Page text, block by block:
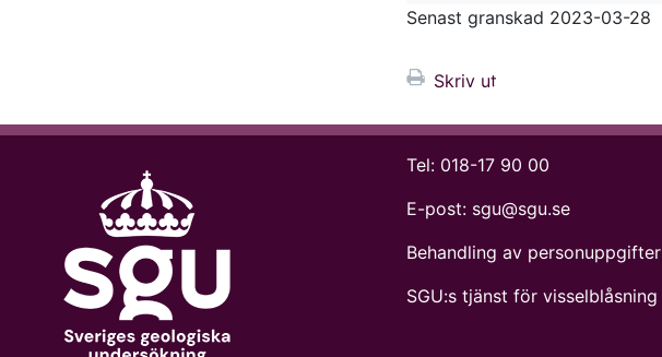
Senast granskad 2023-03-28
Skriv ut
Tel: 018-17 90 00
E-post: sgu@sgu.se
Behandling av personuppgifter
SGU:s tjänst för visselblåsning